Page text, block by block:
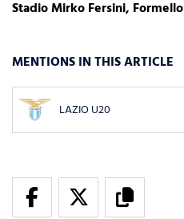
Stadio Mirko Fersini, Formello
MENTIONS IN THIS ARTICLE
LAZIO U20